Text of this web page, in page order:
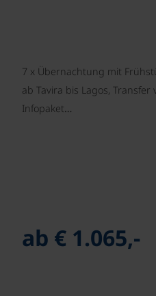
7 x Übernachtung mit
ab Tavira bis Lagos,
Infopaket…
ab € 1.065,-